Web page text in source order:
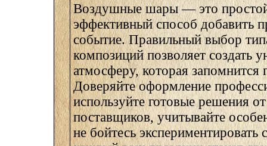
Воздушные шары — это
эффективный способ добавить
событие. Правильный выбор
композиций позволяет создать
атмосферу, которая запомнится
Доверяйте оформление
используйте готовые решения
поставщиков, учитывайте
не бойтесь